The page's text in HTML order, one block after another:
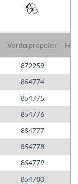
Vorderpropeller
872259
854774
854775
854776
854777
854778
854779
854780